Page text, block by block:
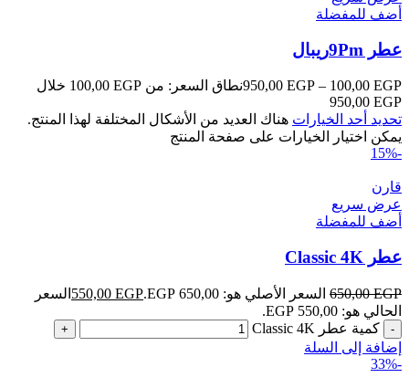
أضف للمفضلة
عطر 9Pmريبال
100,00 EGP
–
950,00 EGP
نطاق السعر: من ⁦100,00 EGP⁩ خلال
تحديد أحد الخيارات هناك العديد من الأشكال المختلفة لهذا المنتج.
يمكن اختيار الخيارات على صفحة المنتج
-15%
قارن
عرض سريع
أضف للمفضلة
عطر Classic 4K
650,00EGP السعر الأصلي هو: 650,00 EGP. 550,00 EGP
السعر
الحالي هو: 550,00 EGP.
كمية عطر Classic 4K
إضافة إلى السلة
-33%